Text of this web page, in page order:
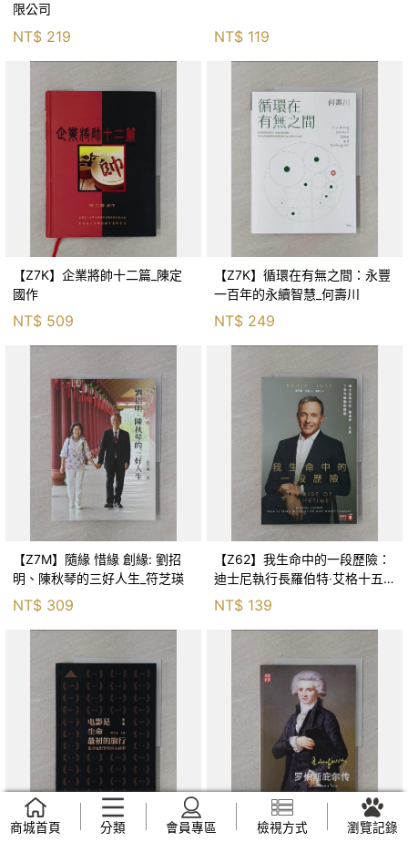
限公司
NT$ 219 NT$ 119
【Z7K】企業將帥十二篇_陳定
國作
NT$ 509
【Z7K】循環在有無之間：永豐
一百年的永續智慧_何壽川
NT$ 249
【Z7M】隨緣 惜緣 創緣: 劉招
明、陳秋琴的三好人生_符芝瑛
NT$ 309
【Z62】我生命中的一段歷險：
迪士尼執行長羅伯特‧艾格十五
年學到的課題_羅伯特．艾格, 諶
悠文
NT$ 139
商城首頁 分類 會員專區 檢視方式 瀏覽記錄